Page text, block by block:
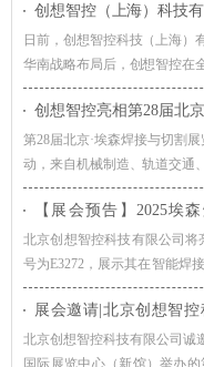
势。创想智控（上海）科技
日前，创想智控科技（上海）
华南战略布局后，创想智控在
想智控在全国主要地区的战略
创想智控亮相第28届北
技术引爆现场关注
第28届北京·埃森焊接与切割
动，来自机械制造、轨道交通
绎不绝。
【展会预告】2025埃
E3272，创想与您不见不
北京创想智控科技有限公司将
号为E3272，展示其在智能焊
公司的产品广泛应用于机械制
焊接质量和生产效率。
展会邀请|北京创想智
（cippe）
北京创想智控科技有限公司诚
国际展览中心（新馆）举办